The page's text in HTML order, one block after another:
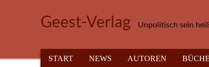
Geest-Verlag Unpolitisch sein
HAUPTMENÜ
START NEWS AUTOREN